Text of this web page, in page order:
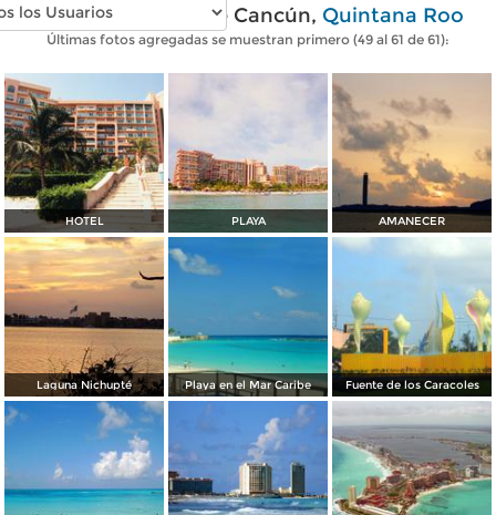
Fotos modernas de Cancún, Quintana Roo
Últimas fotos agregadas se muestran primero (49 al 61 de 61):
HOTEL PLAYA AMANECER
Laguna Nichupté Playa en el Mar Caribe Fuente de los Caracoles